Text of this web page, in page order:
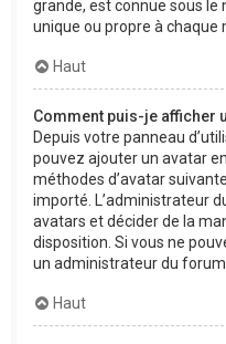
grande, est connue sous
unique ou propre à chaque
Haut
Comment puis-je afficher
Depuis votre panneau
pouvez ajouter un avatar
méthodes d’avatar
importé. L’administrateur
avatars et décider de la
disposition. Si vous ne
un administrateur du forum.
Haut